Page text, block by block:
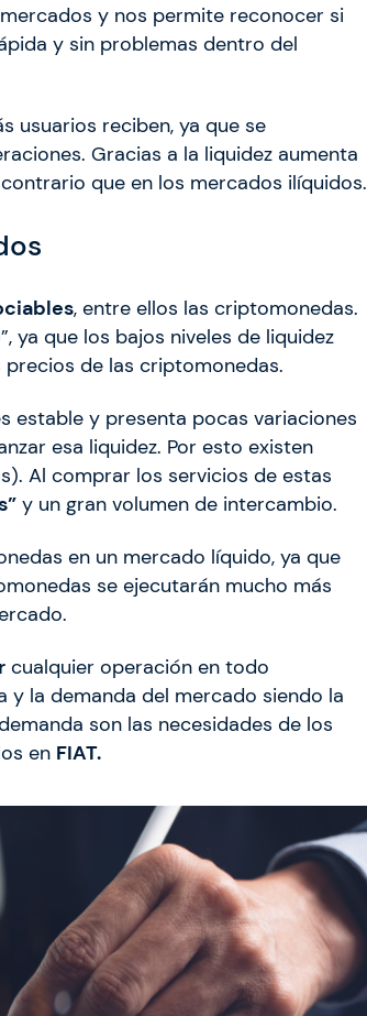
y nos permite reconocer si
y sin problemas dentro del
usuarios reciben, ya que se
Gracias a la liquidez aumenta
que en los mercados ilíquidos.
, entre ellos las criptomonedas.
”, ya que los bajos niveles de liquidez
de las criptomonedas.
estable y presenta pocas variaciones
esa liquidez. Por esto existen
Al comprar los servicios de estas
y un gran volumen de intercambio.
en un mercado líquido, ya que
se ejecutarán mucho más
cualquier operación en todo
y la demanda del mercado siendo la
son las necesidades de los
en FIAT.